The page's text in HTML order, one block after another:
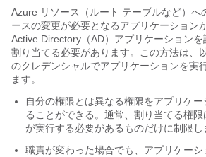
Azure リソース（ルート テーブルなど）へ
ースの変更が必要となるアプリケーション
Active Directory（AD）アプリケーション
割り当てる必要があります。この方法は、
のクレデンシャルでアプリケーションを実
ます。
自分の権限とは異なる権限をアプリケ
ることができる。通常、割り当てる権
が実行する必要があるものだけに制限し
職責が変わった場合でも、アプリケー